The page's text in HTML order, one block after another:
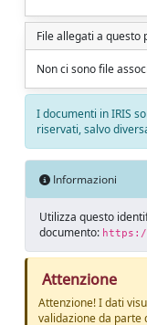
File allegati a questo
Non ci sono file
I documenti in IRIS
riservati, salvo
Informazioni
Utilizza questo
documento:
Attenzione
Attenzione! I dati
validazione da parte